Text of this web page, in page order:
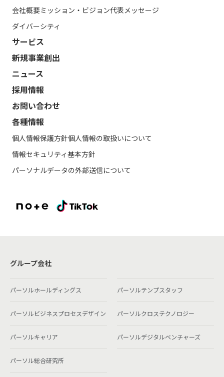
会社概要ミッション・ビジョン代表メッセージ
ダイバーシティ
サービス
新規事業創出
ニュース
採用情報
お問い合わせ
各種情報
個人情報保護方針個人情報の取扱いについて
情報セキュリティ基本方針
パーソナルデータの外部送信について
グループ会社
パーソルホールディングス パーソルテンプスタッフ
パーソルビジネスプロセスデザイン パーソルクロステクノロジー
パーソルキャリア パーソルデジタルベンチャーズ
パーソル総合研究所